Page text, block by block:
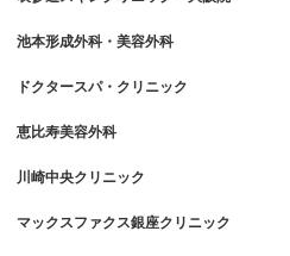
池本形成外科・美容外科
ドクタースパ・クリニック
恵比寿美容外科
川崎中央クリニック
マックスファクス銀座クリニック